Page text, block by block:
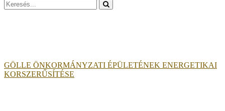
Search
for:
GÖLLE ÖNKORMÁNYZATI ÉPÜLETÉNEK ENERGETIKAI
KORSZERŰSÍTÉSE